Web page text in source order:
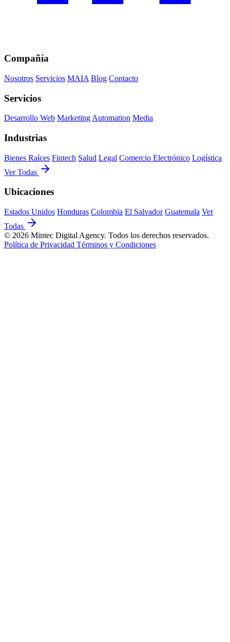
Compañía
Nosotros Servicios MAIA Blog Contacto
Servicios
Desarrollo Web Marketing Automation Media
Industrias
Bienes Raíces Fintech Salud Legal Comercio Electrónico Logística
Ver Todas
Ubicaciones
Estados Unidos Honduras Colombia El Salvador Guatemala Ver
Todas
© 2026 Mintec Digital Agency. Todos los derechos reservados.
Política de Privacidad Términos y Condiciones